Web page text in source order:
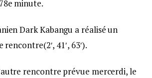
minute.
Dark Kabangu a réalisé un
41′, 63′).
rencontre prévue mercerdi, le